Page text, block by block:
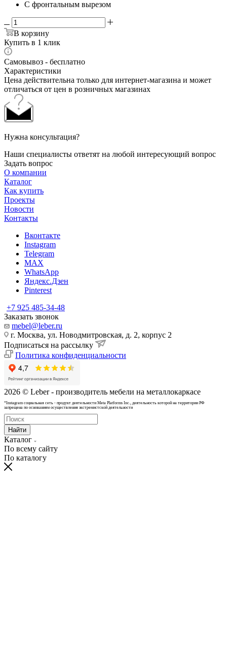
С фронтальным вырезом
В корзину
Купить в 1 клик
Самовывоз - бесплатно
Характеристики
Цена действительна только для интернет-магазина и может
отличаться от цен в розничных магазинах
Нужна консультация?
Наши специалисты ответят на любой интересующий вопрос
Задать вопрос
О компании
Каталог
Как купить
Проекты
Новости
Контакты
Вконтакте
Instagram
Telegram
MAX
WhatsApp
Яндекс.Дзен
Pinterest
+7 925 485-34-48
Заказать звонок
mebel@leber.ru
г. Москва, ул. Новодмитровская, д. 2, корпус 2
Подписаться на рассылку
Политика конфиденциальности
2026 © Leber - производитель мебели на металлокаркасе
*Instagram cоциальная сеть - продукт деятельности Meta Platforms Inc., деятельность которой на территории РФ
запрещена по основаниям осуществления экстремистской деятельности
Найти
Каталог
По всему сайту
По каталогу